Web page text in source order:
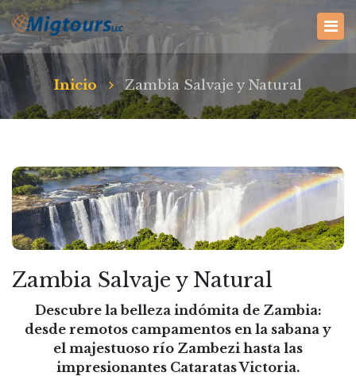
Inicio Zambia Salvaje y Natural
Zambia Salvaje y Natural
Descubre la belleza indómita de Zambia:
desde remotos campamentos en la sabana y
el majestuoso río Zambezi hasta las
impresionantes Cataratas Victoria.